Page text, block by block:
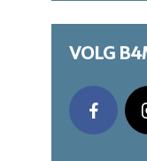
VOLG